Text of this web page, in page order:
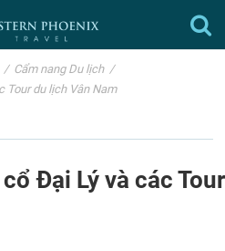
/ Cẩm nang Du lịch /
Tour du lịch Vân Nam
Đại Lý và các Tour